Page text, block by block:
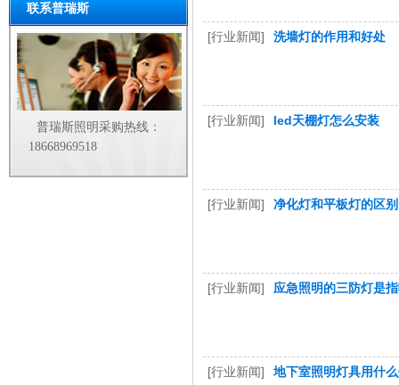
联系普瑞斯
普瑞斯照明采购热线：
18668969518
[行业新闻] 洗墙灯的作用和好处
[行业新闻] led天棚灯怎么安装
[行业新闻] 净化灯和平板灯的区别
[行业新闻] 应急照明的三防灯是
[行业新闻] 地下室照明灯具用什